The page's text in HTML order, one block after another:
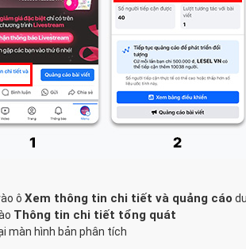
ô Xem thông tin chi tiết và quảng cáo
Thông tin chi tiết tổng quát
màn hình bản phân tích